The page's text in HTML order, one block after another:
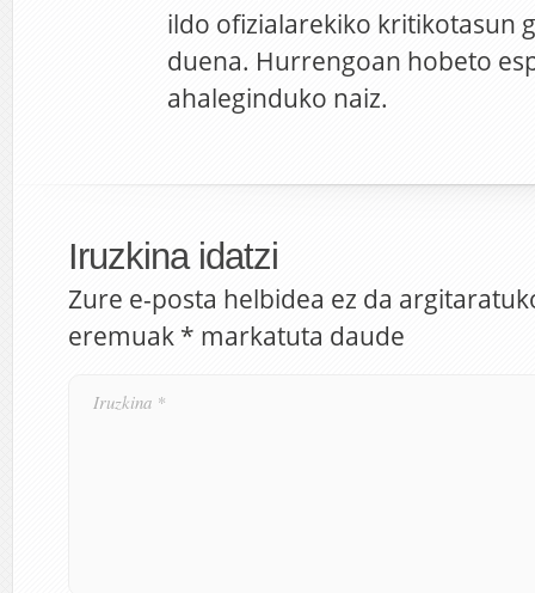
ildo ofizialarekiko kritikotasun
duena. Hurrengoan hobeto
ahaleginduko naiz.
Iruzkina idatzi
Zure e-posta helbidea ez da
eremuak * markatuta daude